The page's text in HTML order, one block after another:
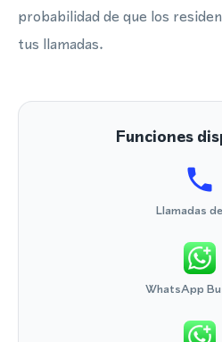
probabilidad de que los
tus llamadas.
Funciones
Llamadas
WhatsApp